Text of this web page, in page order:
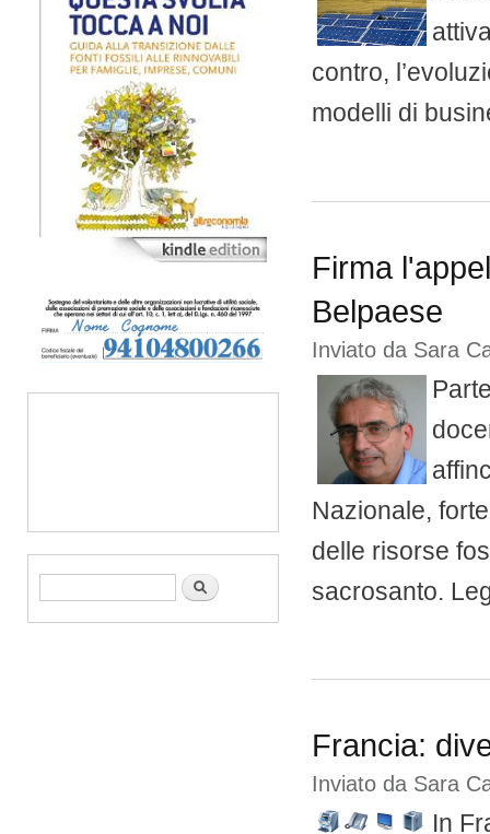
Form di ricerca Cerca
contro,
modelli di
Firma
Belpaese
Inviato da Sara
Nazionale,
delle risorse
sacrosanto.
Francia:
Inviato da Sara
In